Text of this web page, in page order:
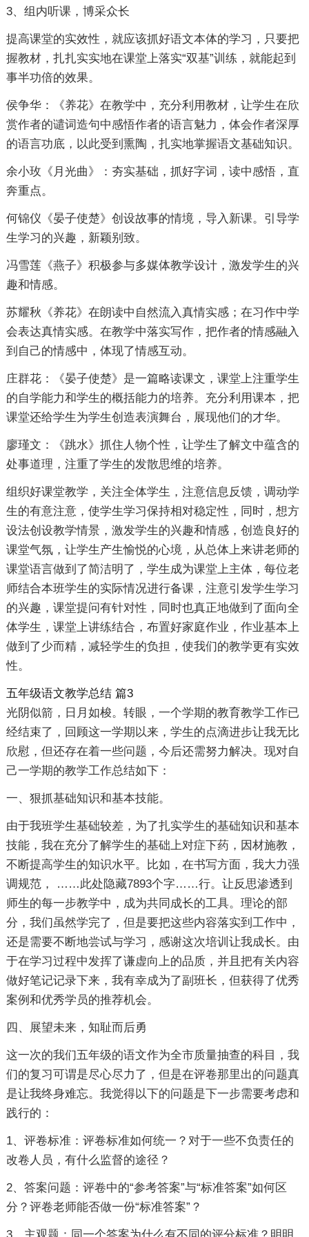
3、组内听课，博采众长
提高课堂的实效性，就应该抓好语文本体的学习，只要把
握教材，扎扎实实地在课堂上落实“双基”训练，就能起到
事半功倍的效果。
侯争华：《养花》在教学中，充分利用教材，让学生在欣
赏作者的谴词造句中感悟作者的语言魅力，体会作者深厚
的语言功底，以此受到熏陶，扎实地掌握语文基础知识。
余小玫《月光曲》：夯实基础，抓好字词，读中感悟，直
奔重点。
何锦仪《晏子使楚》创设故事的情境，导入新课。引导学
生学习的兴趣，新颖别致。
冯雪莲《燕子》积极参与多媒体教学设计，激发学生的兴
趣和情感。
苏耀秋《养花》在朗读中自然流入真情实感；在习作中学
会表达真情实感。在教学中落实写作，把作者的情感融入
到自己的情感中，体现了情感互动。
庄群花：《晏子使楚》是一篇略读课文，课堂上注重学生
的自学能力和学生的概括能力的培养。充分利用课本，把
课堂还给学生为学生创造表演舞台，展现他们的才华。
廖瑾文：《跳水》抓住人物个性，让学生了解文中蕴含的
处事道理，注重了学生的发散思维的培养。
组织好课堂教学，关注全体学生，注意信息反馈，调动学
生的有意注意，使学生学习保持相对稳定性，同时，想方
设法创设教学情景，激发学生的兴趣和情感，创造良好的
课堂气氛，让学生产生愉悦的心境，从总体上来讲老师的
课堂语言做到了简洁明了，学生成为课堂上主体，每位老
师结合本班学生的实际情况进行备课，注意引发学生学习
的兴趣，课堂提问有针对性，同时也真正地做到了面向全
体学生，课堂上讲练结合，布置好家庭作业，作业基本上
做到了少而精，减轻学生的负担，使我们的教学更有实效
性。
五年级语文教学总结 篇3
光阴似箭，日月如梭。转眼，一个学期的教育教学工作已
经结束了，回顾这一学期以来，学生的点滴进步让我无比
欣慰，但还存在着一些问题，今后还需努力解决。现对自
己一学期的教学工作总结如下：
一、狠抓基础知识和基本技能。
由于我班学生基础较差，为了扎实学生的基础知识和基本
技能，我在充分了解学生的基础上对症下药，因材施教，
不断提高学生的知识水平。比如，在书写方面，我大力强
调规范，
……此处隐藏7893个字……行。让反思渗透到
师生的每一步教学中，成为共同成长的工具。理论的部
分，我们虽然学完了，但是要把这些内容落实到工作中，
还是需要不断地尝试与学习，感谢这次培训让我成长。由
于在学习过程中发挥了谦虚向上的品质，并且把有关内容
做好笔记记录下来，我有幸成为了副班长，但获得了优秀
案例和优秀学员的推荐机会。
四、展望未来，知耻而后勇
这一次的我们五年级的语文作为全市质量抽查的科目，我
们的复习可谓是尽心尽力了，但是在评卷那里出的问题真
是让我终身难忘。我觉得以下的问题是下一步需要考虑和
践行的：
1、评卷标准：评卷标准如何统一？对于一些不负责任的
改卷人员，有什么监督的途径？
2、答案问题：评卷中的“参考答案”与“标准答案”如何区
分？评卷老师能否做一份“标准答案”？